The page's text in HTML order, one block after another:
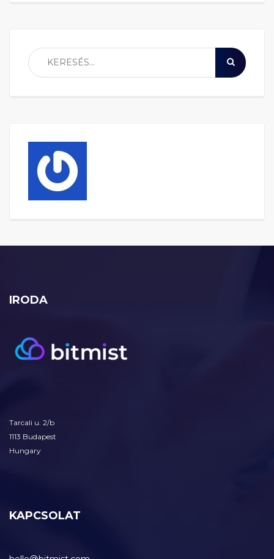
IRODA
Tarcali u. 2/b
1113 Budapest
Hungary
KAPCSOLAT